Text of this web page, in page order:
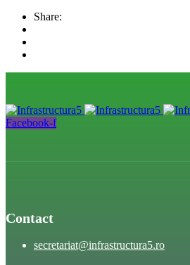
Share:
Facebook-f
Contact
secretariat@infrastructura5.ro